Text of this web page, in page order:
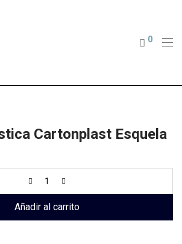
0
Cartonplast Esquela
Añadir al carrito